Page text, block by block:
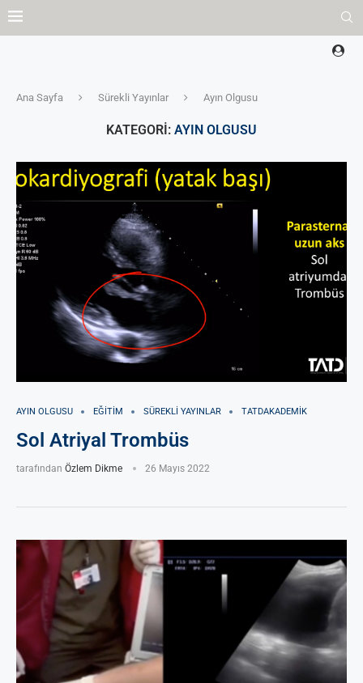
Ana Sayfa Sürekli Yayınlar Ayın Olgusu
KATEGORI: AYIN OLGUSU
AYIN OLGUSU EĞITIM SÜREKLI YAYINLAR TATDAKADEMIK
Sol Atriyal Trombüs
tarafından Özlem Dikme 26 Mayıs 2022